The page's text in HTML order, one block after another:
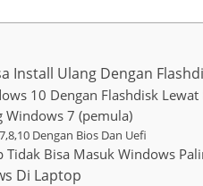
Install Ulang Dengan
10 Dengan Flashdisk
Windows 7 (pemula)
Dengan Bios Dan Uefi
Tidak Bisa Masuk Windows
Di Laptop